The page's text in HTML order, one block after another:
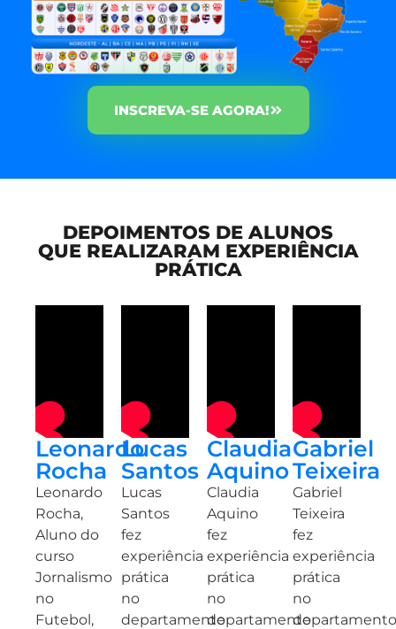
INSCREVA-SE AGORA!
DEPOIMENTOS DE ALUNOS
QUE REALIZARAM EXPERIÊNCIA
PRÁTICA
Leonardo
Rocha
Leonardo
Rocha,
Aluno do
curso
Jornalismo
no
Futebol,
Lucas
Santos
Lucas
Santos
fez
experiência
prática
no
departamento
Claudia
Aquino
Claudia
Aquino
fez
experiência
prática
no
departamento
Gabriel
Teixeira
Gabriel
Teixeira
fez
experiência
prática
no
departamento